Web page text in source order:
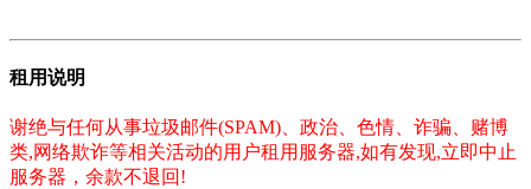
租用说明
谢绝与任何从事垃圾邮件(SPAM)、政治、色情、诈骗、赌博
类,网络欺诈等相关活动的用户租用服务器,如有发现,立即中止
服务器，余款不退回!